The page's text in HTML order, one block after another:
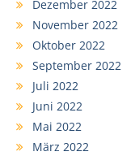
Dezember 2022
November 2022
Oktober 2022
September 2022
Juli 2022
Juni 2022
Mai 2022
März 2022